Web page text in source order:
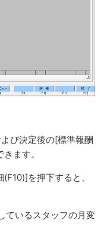
び決定後の[標準報酬
ます。
を押下すると、
ているスタッフの月変